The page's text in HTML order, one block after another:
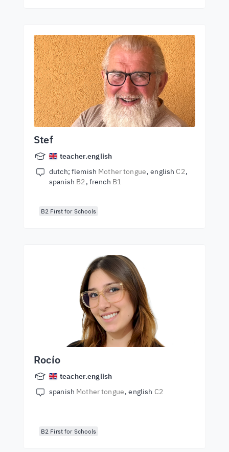
Stef
teacher.english
dutch; flemish Mother tongue english C2
spanish B2 french B1
B2 First for Schools
Rocío
teacher.english
spanish Mother tongue english C2
B2 First for Schools